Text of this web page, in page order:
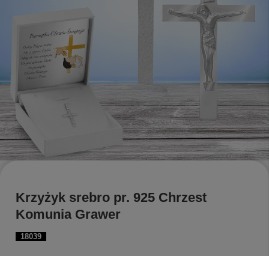
18039
Krzyżyk srebro pr. 925 Chrzest
Komunia Grawer